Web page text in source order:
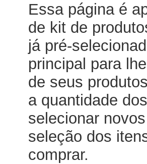
Essa página é
de kit de
já pré-
principal para
de seus
a quantidade
selecionar
seleção dos
comprar.